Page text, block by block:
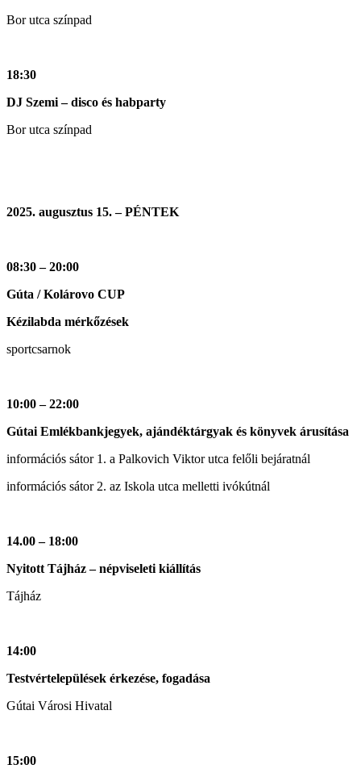
Bor utca színpad
18:30
DJ Szemi – disco és habparty
Bor utca színpad
2025. augusztus 15. – PÉNTEK
08:30 – 20:00
Gúta / Kolárovo CUP
Kézilabda mérkőzések
sportcsarnok
10:00 – 22:00
Gútai Emlékbankjegyek, ajándéktárgyak és könyvek árusítása
információs sátor 1. a Palkovich Viktor utca felőli bejáratnál
információs sátor 2. az Iskola utca melletti ivókútnál
14.00 – 18:00
Nyitott Tájház – népviseleti kiállítás
Tájház
14:00
Testvértelepülések érkezése, fogadása
Gútai Városi Hivatal
15:00